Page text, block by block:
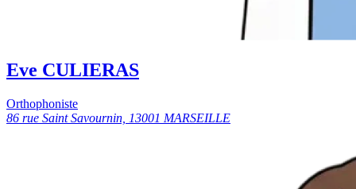
Eve CULIERAS
Orthophoniste
86 rue Saint Savournin, 13001 MARSEILLE